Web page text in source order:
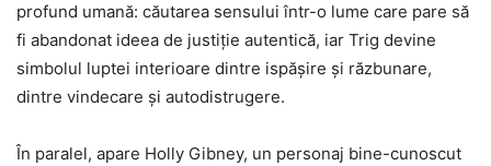
profund umană: căutarea sensului într-o lume care pare să
fi abandonat ideea de justiție autentică, iar Trig devine
simbolul luptei interioare dintre ispășire și răzbunare,
dintre vindecare și autodistrugere.
În paralel, apare Holly Gibney, un personaj bine-cunoscut